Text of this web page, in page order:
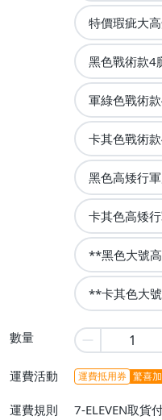
特價瑕疵大
黑色戰術款4
軍綠色戰術
卡其色戰術
黑色高矮行
卡其色高矮
**黑色大號
**卡其色大
數量
運費活動 運費抵用券 驚喜
運費規則
7-ELEVEN取貨